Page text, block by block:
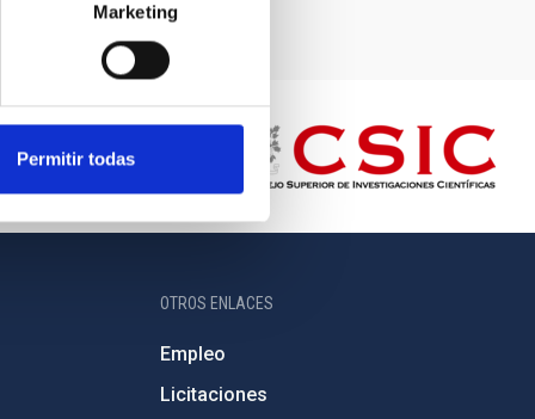
Marketing
Permitir todas
OTROS ENLACES
Empleo
Licitaciones